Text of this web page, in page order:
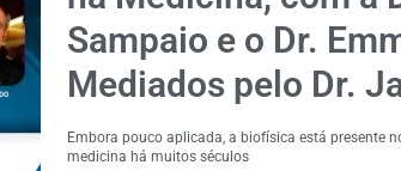
Sampaio e o Dr.
Mediados pelo Dr.
Embora pouco aplicada, a biofísica está presente
medicina há muitos séculos